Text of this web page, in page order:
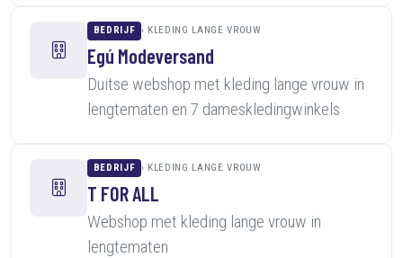
BEDRIJF KLEDING LANGE VROUW
Egú Modeversand
Duitse webshop met kleding lange vrouw in
lengtematen en 7 dameskledingwinkels
BEDRIJF KLEDING LANGE VROUW
T FOR ALL
Webshop met kleding lange vrouw in
lengtematen